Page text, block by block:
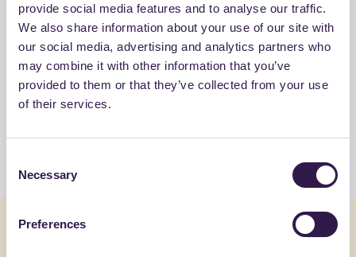
provide social media features and to analyse our traffic.
We also share information about your use of our site with
our social media, advertising and analytics partners who
may combine it with other information that you’ve
provided to them or that they’ve collected from your use
of their services.
Selection
Necessary
Preferences
ALTRI PRODOTTI
Guarda la lista completa dei prodotti
certificati di NIKITA PVC SRL
Potrebbe interessarti anche